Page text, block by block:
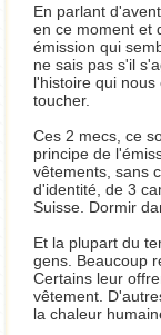
En parlant
en ce moment et
émission qui
ne sais pas s'il
l'histoire qui
toucher.
Ces 2 mecs, ce
principe de
vêtements, sans
d'identité, de 3
Suisse. Dormir
Et la plupart du
gens. Beaucoup
Certains leur
vêtement.
la chaleur